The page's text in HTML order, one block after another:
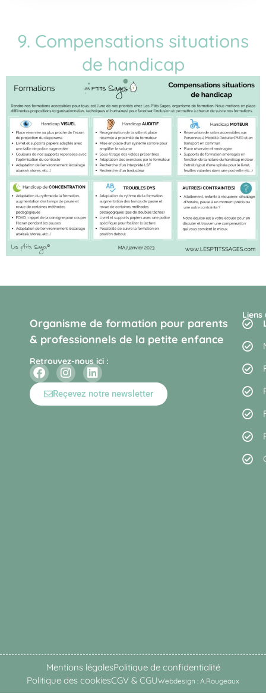
9. Compensations situations
de handicap
Organisme de formation pour parents
& professionnels de la petite enfance
Retrouvez-nous ici :
Reçevez notre newsletter
Liens
Mentions légalesPolitique de confidentialité
Politique des cookiesCGV & CGUWebdesign : A.Rougeaux